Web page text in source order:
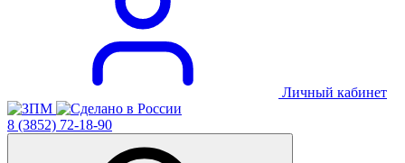
Личный кабинет
8 (3852) 72-18-90